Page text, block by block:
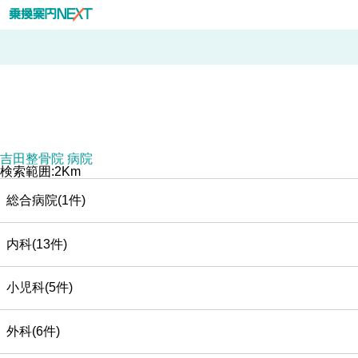
吉田整骨院 病院
検索範囲:2Km
総合病院(1件)
内科(13件)
小児科(5件)
外科(6件)